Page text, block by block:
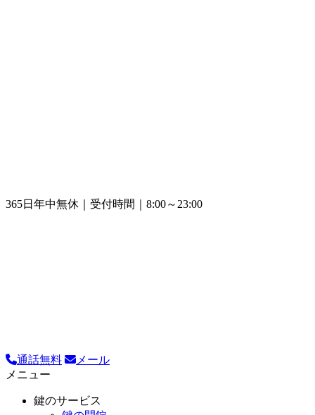
365日年中無休｜受付時間｜8:00～23:00
通話無料
メール
メニュー
鍵のサービス